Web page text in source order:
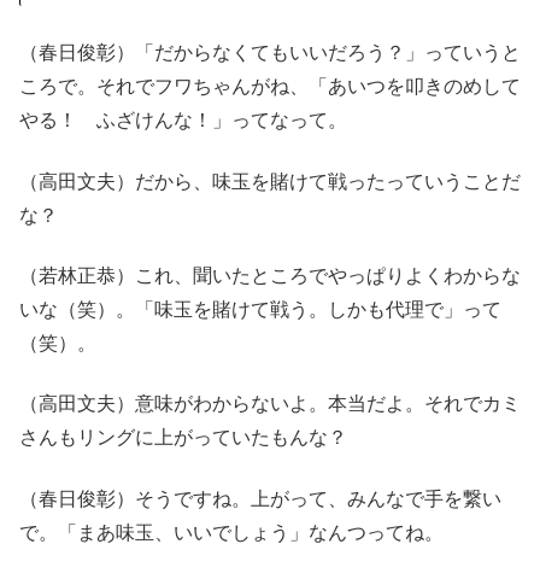
（春日俊彰）「だからなくてもいいだろう？」っていうと
ころで。それでフワちゃんがね、「あいつを叩きのめして
やる！ ふざけんな！」ってなって。
（高田文夫）だから、味玉を賭けて戦ったっていうことだ
な？
（若林正恭）これ、聞いたところでやっぱりよくわからな
いな（笑）。「味玉を賭けて戦う。しかも代理で」って
（笑）。
（高田文夫）意味がわからないよ。本当だよ。それでカミ
さんもリングに上がっていたもんな？
（春日俊彰）そうですね。上がって、みんなで手を繋い
で。「まあ味玉、いいでしょう」なんつってね。